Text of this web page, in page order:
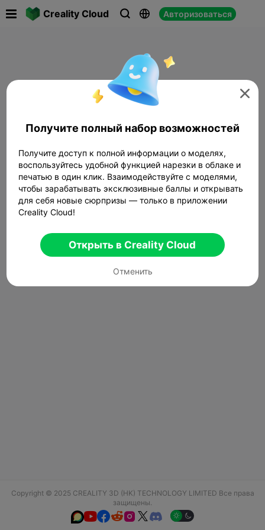
Creality Cloud   Авторизоваться
Copyright © 2025 CREALITY 3D (HK) TECHNOLOGY LIMITED Все права
защищены.
  

Получите полный набор возможностей
Получите доступ к полной информации о моделях,
воспользуйтесь удобной функцией нарезки в облаке и
печатью в один клик. Взаимодействуйте с моделями,
чтобы зарабатывать эксклюзивные баллы и открывать
для себя новые сюрпризы — только в приложении
Creality Cloud!
Открыть в Creality Cloud
Отменить